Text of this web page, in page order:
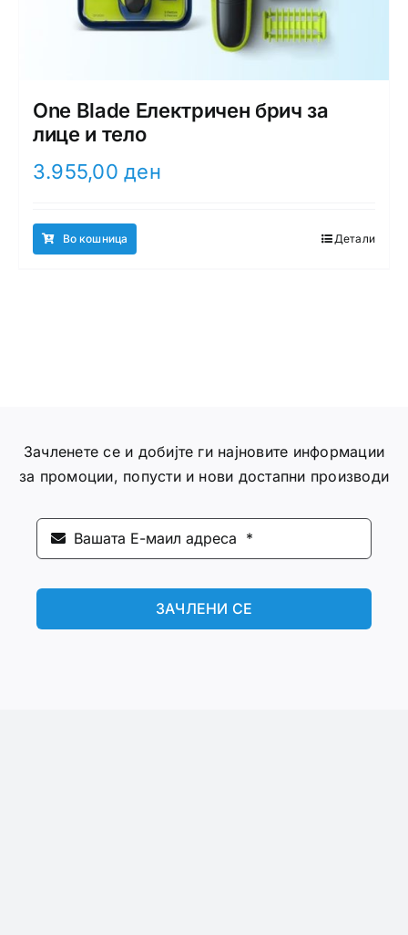
One Blade Електричен брич за
лице и тело
3.955,00ден
Во кошница Детали
Зачленете се и добијте ги најновите информации
за промоции, попусти и нови достапни производи
ЗАЧЛЕНИ СЕ